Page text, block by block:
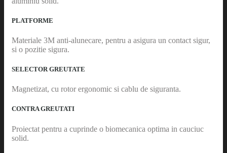
PLATFORME
Materiale 3M anti-alunecare, pentru a asigura un contact sigur,
si o pozitie sigura.
SELECTOR GREUTATE
Magnetizat, cu rotor ergonomic si cablu de siguranta.
CONTRA GREUTATI
Proiectat pentru a cuprinde o biomecanica optima in cauciuc
solid.